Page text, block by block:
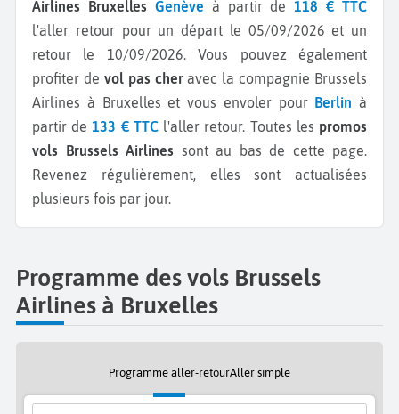
Airlines Bruxelles Genève à partir de118 € TTC
l'aller retour pour un départ le 05/09/2026 et un
retour le 10/09/2026.Vous pouvez également
profiter de vol pas cheravec la compagnie Brussels
Airlines à Bruxelles et vous envoler pour Berlin à
partir de133 € TTCl'aller retour. Toutes les promos
vols Brussels Airlines sont au bas de cette page.
Revenez régulièrement, elles sont actualisées
plusieurs fois par jour.
Programme des vols Brussels
Airlines à Bruxelles
Programme aller-retourAller simple